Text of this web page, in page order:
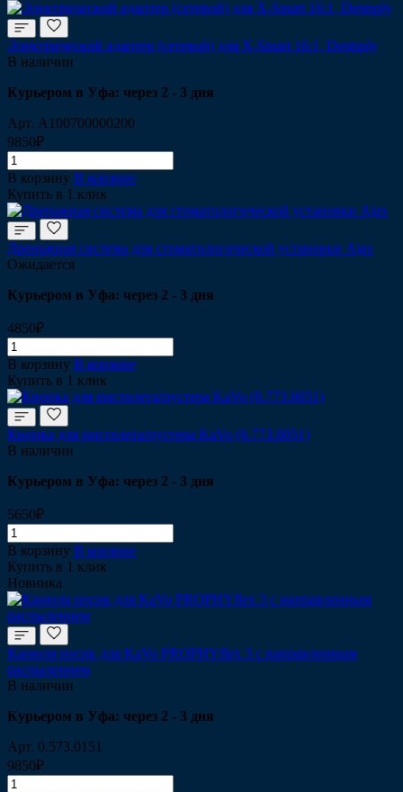
Электрический адаптер (сетевой) для X-Smart 16:1, Dentsply
В наличии
Курьером в Уфа: через 2 - 3 дня
Арт. A100700000200
9850₽
В корзину В корзине
Купить в 1 клик
Дренажная система для стоматологической установки Ajax
Ожидается
Курьером в Уфа: через 2 - 3 дня
4850₽
В корзину В корзине
Купить в 1 клик
Кнопка для пистолета/пустера KaVo (0.773.0051)
В наличии
Курьером в Уфа: через 2 - 3 дня
5650₽
В корзину В корзине
Купить в 1 клик
Новинка
Канюля носик для KaVo PROPHYflex 3 с направленным
распылением
В наличии
Курьером в Уфа: через 2 - 3 дня
Арт. 0.573.0151
9850₽